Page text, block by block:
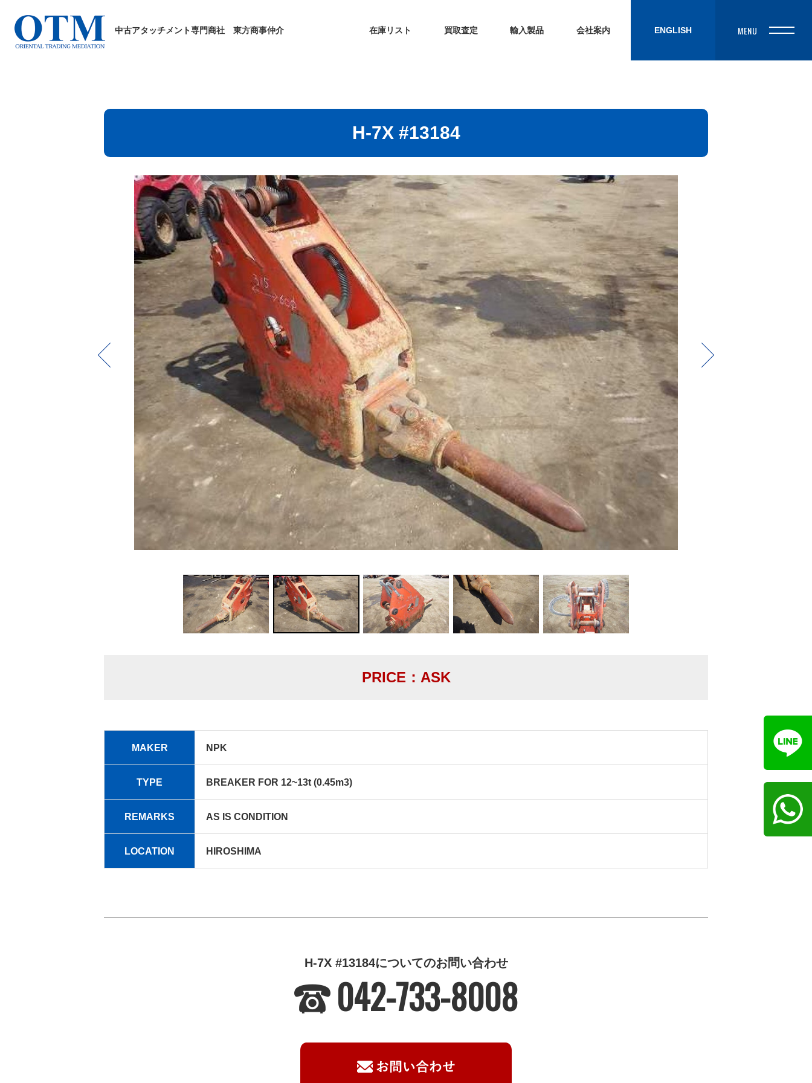
中古アタッチメント専門商社 東方商事仲介 在庫リスト 買取査定 輸入製品 会社案内 ENGLISH
H-7X #13184
PRICE：ASK
MAKER NPK
TYPE BREAKER FOR 12~13t (0.45m3)
REMARKS AS IS CONDITION
LOCATION HIROSHIMA
H-7X #13184についてのお問い合わせ
042-733-8008